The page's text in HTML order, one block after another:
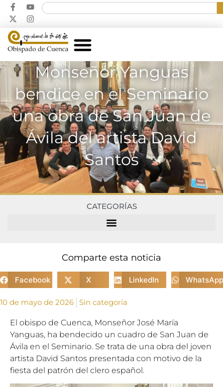
Monseñor Yanguas
bendice en el Seminario
una obra de San Juan de
Ávila del artista David
Santos
CATEGORÍAS
Comparte esta noticia
Facebook X LinkedIn WhatsApp
10 de mayo de 2026 Sin categoría
El obispo de Cuenca, Monseñor José María
Yanguas, ha bendecido un cuadro de San Juan de
Ávila en el Seminario. Se trata de una obra del joven
artista David Santos presentada con motivo de la
fiesta del patrón del clero español.